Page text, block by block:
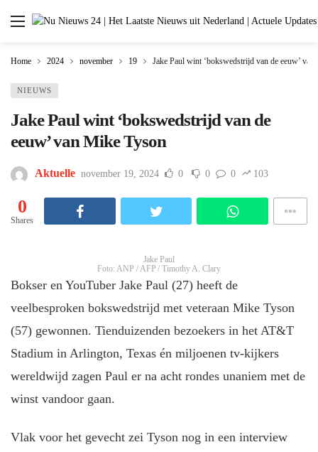
Home 2024 november 19 Jake Paul wint ‘bokswedstrijd van de eeuw’
NIEUWS
Jake Paul wint ‘bokswedstrijd van de
eeuw’ van Mike Tyson
Aktuelle november 19, 2024 0 0 0 103
0
Shares
Jake Paul
Foto: ANP / AFP / Timothy A. Clary
Bokser en YouTuber Jake Paul (27) heeft de
veelbesproken bokswedstrijd met veteraan Mike Tyson
(57) gewonnen. Tienduizenden bezoekers in het AT&T
Stadium in Arlington, Texas én miljoenen tv-kijkers
wereldwijd zagen Paul er na acht rondes unaniem met de
winst vandoor gaan.
Vlak voor het gevecht zei Tyson nog in een interview